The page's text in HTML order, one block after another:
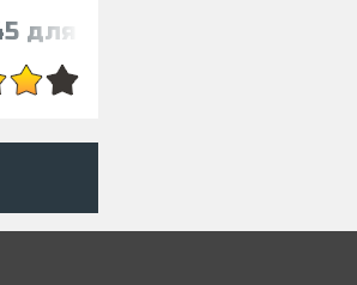
для VK